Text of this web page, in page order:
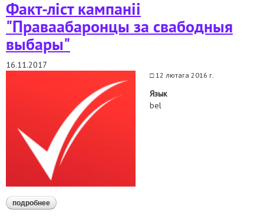
Факт-ліст кампаніі
"Праваабаронцы за свабодныя
выбары"
16.11.2017
□12 лютага 2016 г.
Язык
bel
подробнее о факт-ліст кампаніі "праваабаронцы за свабодныя
выбары"